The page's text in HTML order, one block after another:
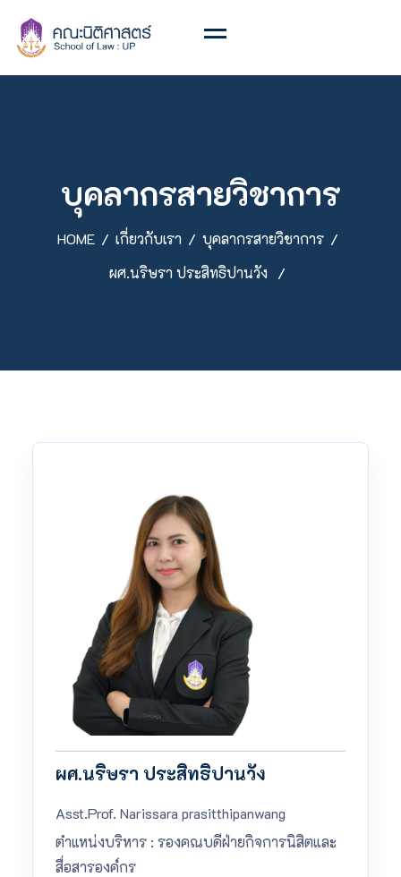
บุคลากรสายวิชาการ
HOME เกี่ยวกับเรา
บุคลากรสายวิชาการ
ผศ.นริษรา ประสิทธิปานวัง
ผศ.นริษรา ประสิทธิปานวัง
Asst.Prof. Narissara prasitthipanwang
ตำแหน่งบริหาร : รองคณบดีฝ่ายกิจการนิสิตและ
สื่อสารองค์กร